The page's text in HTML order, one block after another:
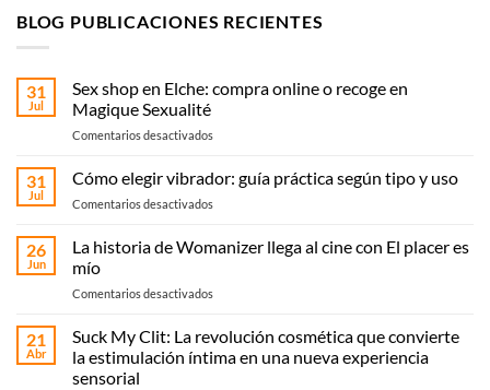
BLOG PUBLICACIONES RECIENTES
31
Jul
Sex shop en Elche: compra online o recoge en
Magique Sexualité
Comentarios desactivadosen
shop
Elche:
online
en
Sexualité
31
Jul
Cómo elegir vibrador: guía práctica según tipo y uso
Comentarios desactivadosen
elegir
práctica
tipo
26
Jun
La historia de Womanizer llega al cine con El placer es
mío
Comentarios desactivadosen
historia
Womanizer
21
Abr
Suck My Clit: La revolución cosmética que convierte
la estimulación íntima en una nueva experiencia
sensorial